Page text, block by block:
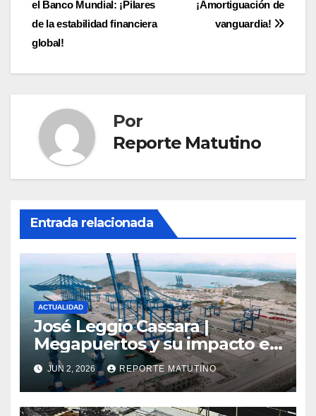
entradas
¡Amortiguación de
vanguardia!
el Banco Mundial: ¡Pilares
de la estabilidad financiera
global!
Por
Reporte Matutino
Entrada relacionada
ACTUALIDAD
José Leggio Cassara |
Megapuertos y su impacto en
el turismo y el comercio
global
JUN 2, 2026 REPORTE MATUTINO